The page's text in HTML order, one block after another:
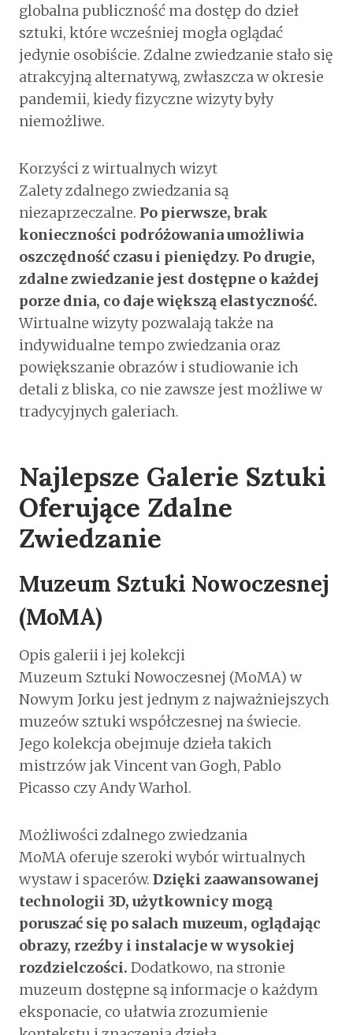
globalna publiczność ma dostęp do dzieł
sztuki, które wcześniej mogła oglądać
jedynie osobiście. Zdalne zwiedzanie stało się
atrakcyjną alternatywą, zwłaszcza w okresie
pandemii, kiedy fizyczne wizyty były
niemożliwe.
Korzyści z wirtualnych wizyt
Zalety zdalnego zwiedzania są
niezaprzeczalne. Po pierwsze, brak
konieczności podróżowania umożliwia
oszczędność czasu i pieniędzy. Po drugie,
zdalne zwiedzanie jest dostępne o każdej
porze dnia, co daje większą elastyczność.
Wirtualne wizyty pozwalają także na
indywidualne tempo zwiedzania oraz
powiększanie obrazów i studiowanie ich
detali z bliska, co nie zawsze jest możliwe w
tradycyjnych galeriach.
Najlepsze Galerie Sztuki
Oferujące Zdalne
Zwiedzanie
Muzeum Sztuki Nowoczesnej
(MoMA)
Opis galerii i jej kolekcji
Muzeum Sztuki Nowoczesnej (MoMA) w
Nowym Jorku jest jednym z najważniejszych
muzeów sztuki współczesnej na świecie.
Jego kolekcja obejmuje dzieła takich
mistrzów jak Vincent van Gogh, Pablo
Picasso czy Andy Warhol.
Możliwości zdalnego zwiedzania
MoMA oferuje szeroki wybór wirtualnych
wystaw i spacerów. Dzięki zaawansowanej
technologii 3D, użytkownicy mogą
poruszać się po salach muzeum, oglądając
obrazy, rzeźby i instalacje w wysokiej
rozdzielczości. Dodatkowo, na stronie
muzeum dostępne są informacje o każdym
eksponacie, co ułatwia zrozumienie